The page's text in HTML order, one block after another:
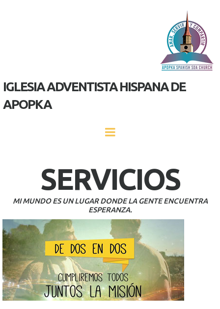
IGLESIA ADVENTISTA HISPANA DE
APOPKA
SERVICIOS
MI MUNDO ES UN LUGAR DONDE LA GENTE ENCUENTRA
ESPERANZA.